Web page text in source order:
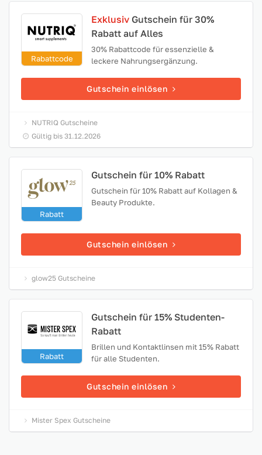
Rabattcode
Exklusiv Gutschein für 30%
Rabatt auf Alles
30% Rabattcode für essenzielle &
leckere Nahrungsergänzung.
Gutschein einlösen
NUTRIQ Gutscheine
Gültig bis 31.12.2026
Rabatt
Gutschein für 10% Rabatt
Gutschein für 10% Rabatt auf Kollagen &
Beauty Produkte.
Gutschein einlösen
glow25 Gutscheine
Rabatt
Gutschein für 15% Studenten-
Rabatt
Brillen und Kontaktlinsen mit 15% Rabatt
für alle Studenten.
Gutschein einlösen
Mister Spex Gutscheine